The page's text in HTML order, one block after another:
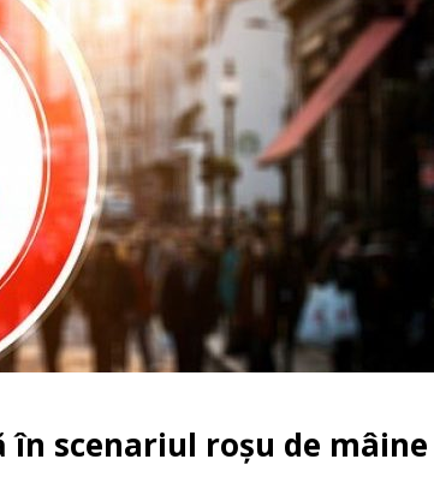
scenariul roșu de mâine